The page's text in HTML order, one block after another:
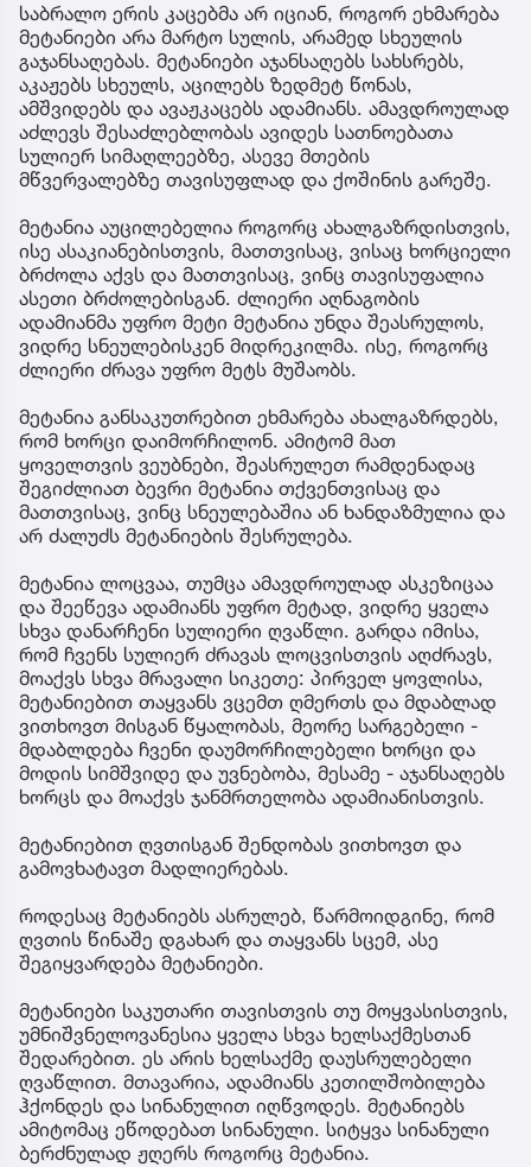
საბრალო ერის კაცებმა არ იციან, როგორ ეხმარება
მეტანიები არა მარტო სულის, არამედ სხეულის
გაჯანსაღებას. მეტანიები აჯანსაღებს სახსრებს,
აკაჟებს სხეულს, აცილებს ზედმეტ წონას,
ამშვიდებს და ავაჟკაცებს ადამიანს. ამავდროულად
აძლევს შესაძლებლობას ავიდეს სათნოებათა
სულიერ სიმაღლეებზე, ასევე მთების
მწვერვალებზე თავისუფლად და ქოშინის გარეშე.
მეტანია აუცილებელია როგორც ახალგაზრდისთვის,
ისე ასაკიანებისთვის, მათთვისაც, ვისაც ხორციელი
ბრძოლა აქვს და მათთვისაც, ვინც თავისუფალია
ასეთი ბრძოლებისგან. ძლიერი აღნაგობის
ადამიანმა უფრო მეტი მეტანია უნდა შეასრულოს,
ვიდრე სნეულებისკენ მიდრეკილმა. ისე, როგორც
ძლიერი ძრავა უფრო მეტს მუშაობს.
მეტანია განსაკუთრებით ეხმარება ახალგაზრდებს,
რომ ხორცი დაიმორჩილონ. ამიტომ მათ
ყოველთვის ვეუბნები, შეასრულეთ რამდენადაც
შეგიძლიათ ბევრი მეტანია თქვენთვისაც და
მათთვისაც, ვინც სნეულებაშია ან ხანდაზმულია და
არ ძალუძს მეტანიების შესრულება.
მეტანია ლოცვაა, თუმცა ამავდროულად ასკეზიცაა
და შეეწევა ადამიანს უფრო მეტად, ვიდრე ყველა
სხვა დანარჩენი სულიერი ღვაწლი. გარდა იმისა,
რომ ჩვენს სულიერ ძრავას ლოცვისთვის აღძრავს,
მოაქვს სხვა მრავალი სიკეთე: პირველ ყოვლისა,
მეტანიებით თაყვანს ვცემთ ღმერთს და მდაბლად
ვითხოვთ მისგან წყალობას, მეორე სარგებელი -
მდაბლდება ჩვენი დაუმორჩილებელი ხორცი და
მოდის სიმშვიდე და უვნებობა, მესამე - აჯანსაღებს
ხორცს და მოაქვს ჯანმრთელობა ადამიანისთვის.
მეტანიებით ღვთისგან შენდობას ვითხოვთ და
გამოვხატავთ მადლიერებას.
როდესაც მეტანიებს ასრულებ, წარმოიდგინე, რომ
ღვთის წინაშე დგახარ და თაყვანს სცემ, ასე
შეგიყვარდება მეტანიები.
მეტანიები საკუთარი თავისთვის თუ მოყვასისთვის,
უმნიშვნელოვანესია ყველა სხვა ხელსაქმესთან
შედარებით. ეს არის ხელსაქმე დაუსრულებელი
ღვაწლით. მთავარია, ადამიანს კეთილშობილება
ჰქონდეს და სინანულით იღწვოდეს. მეტანიებს
ამიტომაც ეწოდებათ სინანული. სიტყვა სინანული
ბერძნულად ჟღერს როგორც მეტანია.